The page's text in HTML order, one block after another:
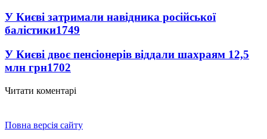
У Києві затримали навідника російської
балістики1749
У Києві двоє пенсіонерів віддали шахраям 12,5
млн грн1702
Читати коментарі
Повна версія сайту